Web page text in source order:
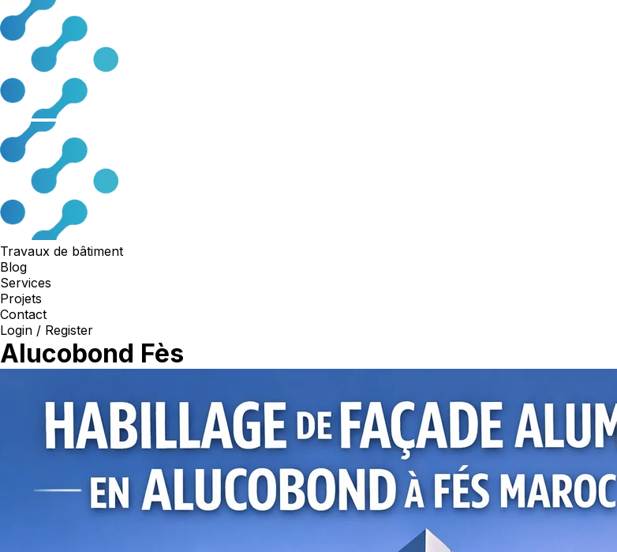
Travaux de bâtiment
Blog
Services
Projets
Contact
Login / Register
Alucobond Fès